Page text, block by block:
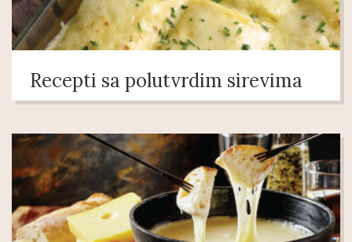
Recepti sa polutvrdim sirevima